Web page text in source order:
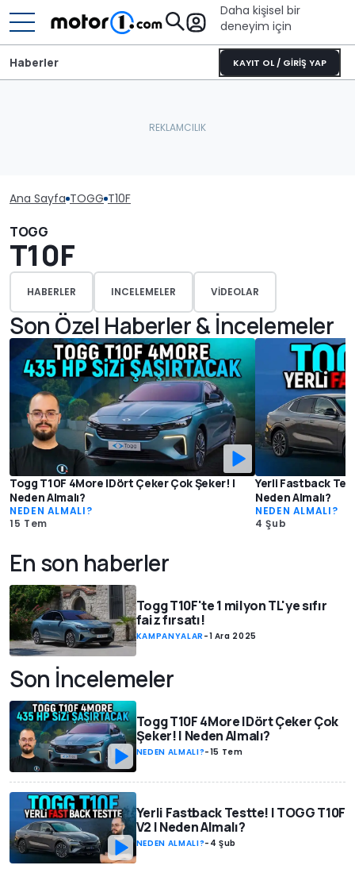
Daha kişisel bir
deneyim için
KAYIT OL / GİRİŞ YAP
Haberler
Ana Sayfa TOGG T10F
TOGG
T10F
HABERLER INCELEMELER VIDEOLAR
Son Özel Haberler & İncelemeler
Togg T10F 4More |Dört Çeker Çok Şeker! |
Neden Almalı?
NEDEN ALMALI?
15 Tem
Yerli Fastback
Neden Almalı?
NEDEN ALMALI?
4 Şub
En son haberler
Togg T10F'te 1 milyon TL'ye sıfır
faiz fırsatı!
KAMPANYALAR -1 Ara 2025
Son İncelemeler
Togg T10F 4More |Dört Çeker Çok
Şeker! | Neden Almalı?
NEDEN ALMALI?-15 Tem
Yerli Fastback Testte! | TOGG T10F
V2 | Neden Almalı?
NEDEN ALMALI?- 4 Şub